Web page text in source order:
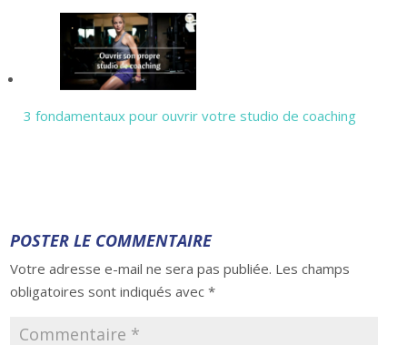
3 fondamentaux pour ouvrir votre studio de coaching
POSTER LE COMMENTAIRE
Votre adresse e-mail ne sera pas publiée. Les champs
obligatoires sont indiqués avec*